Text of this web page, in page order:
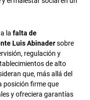
la falta de
Luis Abinadersobre
regulación y
de alto
que, más allá del
posición firme que
y ofreciera garantías